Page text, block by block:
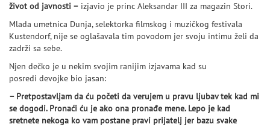
život od javnosti – izjavio je princ Aleksandar III za magazin Stori.
Mlada umetnica Dunja, selektorka filmskog i muzičkog festivala
Kustendorf, nije se oglašavala tim povodom jer svoju intimu želi da
zadrži sa sebe.
Njen dečko je u nekim svojim ranijim izjavama kad su
posredi devojke bio jasan:
– Pretpostavljam da ću početi da verujem u pravu ljubav tek kad mi
se dogodi. Pronaći ću je ako ona pronađe mene. Lepo je kad
sretnete nekoga ko vam postane pravi prijatelj jer bazu svake